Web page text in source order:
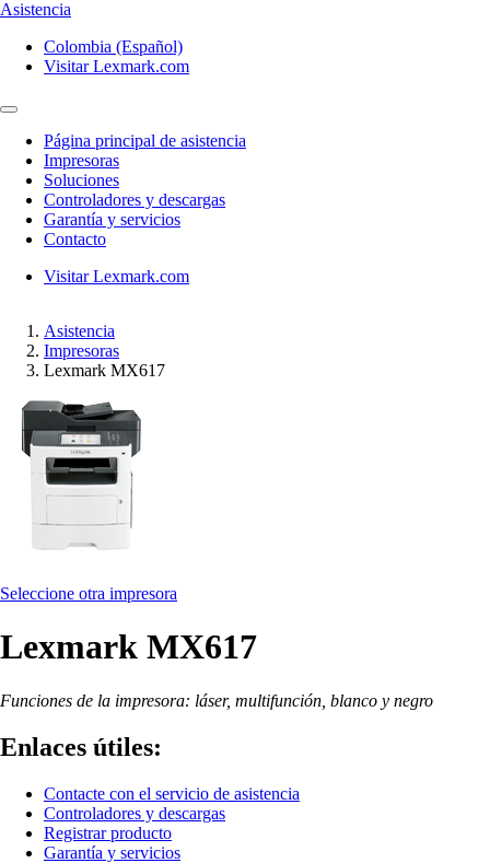
Asistencia
Colombia (Español)
Visitar Lexmark.com
Página principal de asistencia
Impresoras
Soluciones
Controladores y descargas
Garantía y servicios
Contacto
Visitar Lexmark.com
Asistencia
Impresoras
Lexmark MX617
Seleccione otra impresora
Lexmark MX617
Funciones de la impresora: láser, multifunción, blanco y negro
Enlaces útiles:
Contacte con el servicio de asistencia
Controladores y descargas
Registrar producto
Garantía y servicios